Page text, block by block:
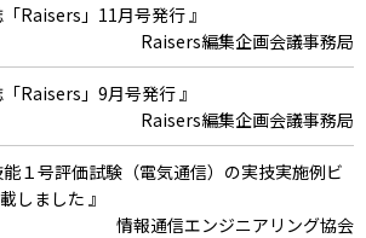
「Raisers」11月号発行 』
Raisers編集企画会議事務局
「Raisers」9月号発行 』
Raisers編集企画会議事務局
能１号評価試験（電気通信）の実技実施例ビ
しました 』
情報通信エンジニアリング協会